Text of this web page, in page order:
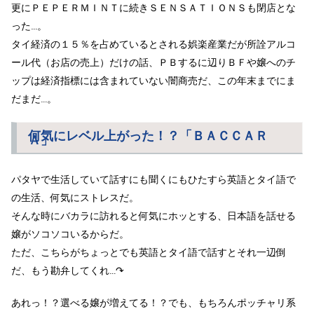
更にＰＥＰＥＲＭＩＮＴに続きＳＥＮＳＡＴＩＯＮＳも閉店とな
った…。
タイ経済の１５％を占めているとされる娯楽産業だが所詮アルコ
ール代（お店の売上）だけの話、ＰＢするに辺りＢＦや嬢へのチ
ップは経済指標には含まれていない闇商売だ、この年末までにま
だまだ…。
何気にレベル上がった！？「ＢＡＣＣＡＲ
Ａ」
パタヤで生活していて話すにも聞くにもひたすら英語とタイ語で
の生活、何気にストレスだ。
そんな時にバカラに訪れると何気にホッとする、日本語を話せる
嬢がソコソコいるからだ。
ただ、こちらがちょっとでも英語とタイ語で話すとそれ一辺倒
だ、もう勘弁してくれ…↷
あれっ！？選べる嬢が増えてる！？でも、もちろんポッチャリ系